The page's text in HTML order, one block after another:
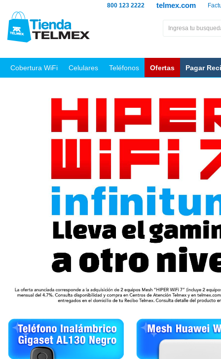
telmex.com
800 123 2222
Cobertura WiFi Celulares Teléfonos Ofertas Pagar